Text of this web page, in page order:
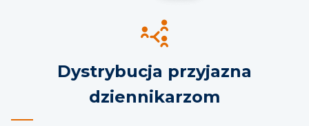
Dystrybucja przyjazna
dziennikarzom